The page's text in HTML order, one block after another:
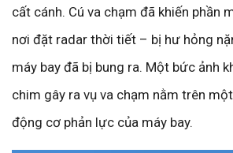
cất cánh. Cú va chạm đã khiến phần
nơi đặt radar thời tiết – bị hư hỏng
máy bay đã bị bung ra. Một bức ảnh
chim gây ra vụ va chạm nằm trên
động cơ phản lực của máy bay.